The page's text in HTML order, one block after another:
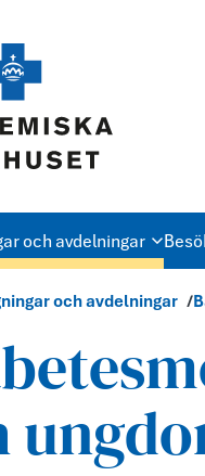
och avdelningar
och avdelningar